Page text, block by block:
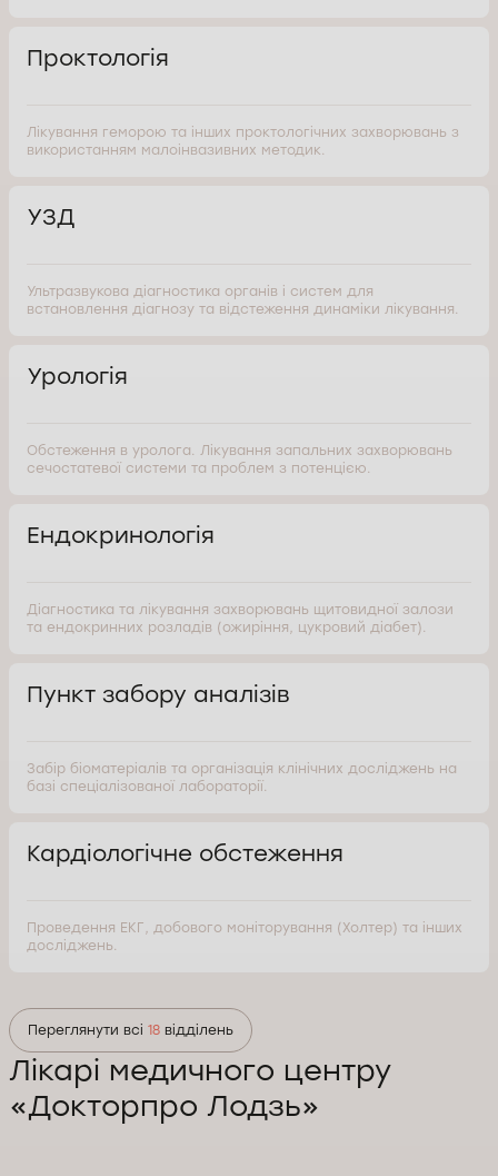
Проктологія
Лікування геморою та інших проктологічних захворювань з
використанням малоінвазивних методик.
УЗД
Ультразвукова діагностика органів і систем для
встановлення діагнозу та відстеження динаміки лікування.
Урологія
Обстеження в уролога. Лікування запальних захворювань
сечостатевої системи та проблем з потенцією.
Ендокринологія
Діагностика та лікування захворювань щитовидної залози
та ендокринних розладів (ожиріння, цукровий діабет).
Пункт забору аналізів
Забір біоматеріалів та організація клінічних досліджень на
базі спеціалізованої лабораторії.
Кардіологічне обстеження
Проведення ЕКГ, добового моніторування (Холтер) та інших
досліджень.
Переглянути всі 18 відділень
Лікарі медичного центру
«Докторпро Лодзь»